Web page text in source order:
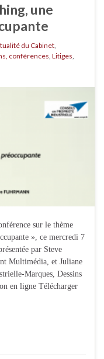
une
du Cabinet
conférences Litiges
sur le thème
», ce mercredi 7
par Steve
Multimédia, et Juliane
Marques, Dessins
en ligne Télécharger